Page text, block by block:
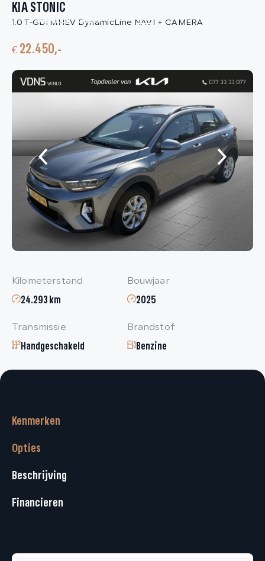
HOME
VACATURES
OVER ONS
VERKOCHT
CONTACT
KIA STONIC
1.0 T-GDi MHEV DynamicLine NAVI + CAMERA
€ 22.450,-
Kilometerstand
24.293 km
Bouwjaar
2025
Transmissie
Handgeschakeld
Brandstof
Benzine
Kenmerken
Opties
Beschrijving
Financieren